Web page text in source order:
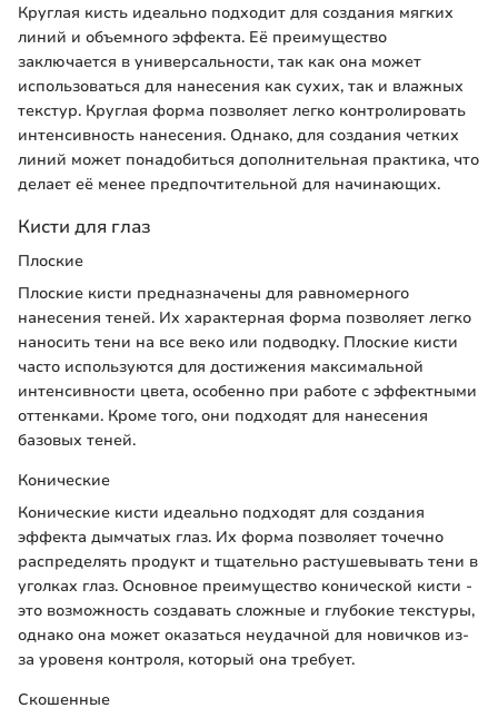
Круглая кисть идеально подходит для создания мягких
линий и объемного эффекта. Её преимущество
заключается в универсальности, так как она может
использоваться для нанесения как сухих, так и влажных
текстур. Круглая форма позволяет легко контролировать
интенсивность нанесения. Однако, для создания четких
линий может понадобиться дополнительная практика, что
делает её менее предпочтительной для начинающих.
Кисти для глаз
Плоские
Плоские кисти предназначены для равномерного
нанесения теней. Их характерная форма позволяет легко
наносить тени на все веко или подводку. Плоские кисти
часто используются для достижения максимальной
интенсивности цвета, особенно при работе с эффектными
оттенками. Кроме того, они подходят для нанесения
базовых теней.
Конические
Конические кисти идеально подходят для создания
эффекта дымчатых глаз. Их форма позволяет точечно
распределять продукт и тщательно растушевывать тени в
уголках глаз. Основное преимущество конической кисти -
это возможность создавать сложные и глубокие текстуры,
однако она может оказаться неудачной для новичков из-
за уровеня контроля, который она требует.
Скошенные